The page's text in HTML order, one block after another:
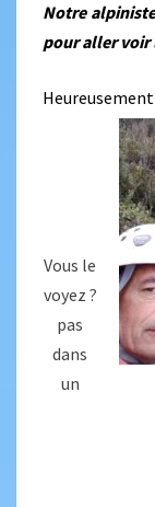
Notre
pour aller voir
Vous le
voyez ?
pas
dans
un